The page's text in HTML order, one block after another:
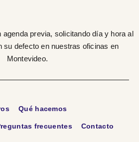
previa, solicitando día y hora al
su defecto en nuestras oficinas en
Montevideo.
Qué hacemos
frecuentes Contacto